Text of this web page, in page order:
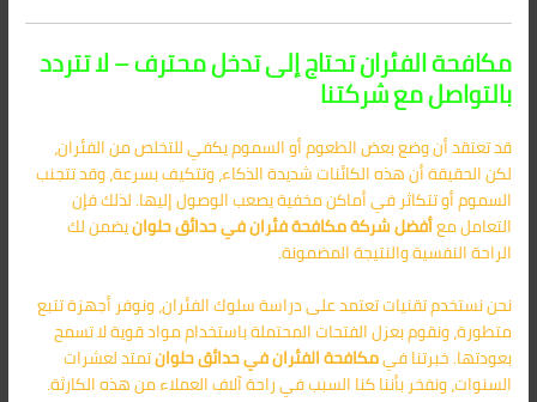
مكافحة الفئران تحتاج إلى تدخل محترف – لا تتردد
بالتواصل مع شركتنا
قد تعتقد أن وضع بعض الطعوم أو السموم يكفي للتخلص من الفئران،
لكن الحقيقة أن هذه الكائنات شديدة الذكاء، وتتكيف بسرعة، وقد تتجنب
السموم أو تتكاثر في أماكن مخفية يصعب الوصول إليها. لذلك فإن
التعامل معأفضل شركة مكافحة فئران في حدائق حلوانيضمن لك
الراحة النفسية والنتيجة المضمونة.
نحن نستخدم تقنيات تعتمد على دراسة سلوك الفئران، ونوفر أجهزة تتبع
متطورة، ونقوم بعزل الفتحات المحتملة باستخدام مواد قوية لا تسمح
بعودتها. خبرتنا فيمكافحة الفئران في حدائق حلوانتمتد لعشرات
السنوات، ونفخر بأننا كنا السبب في راحة آلاف العملاء من هذه الكارثة.